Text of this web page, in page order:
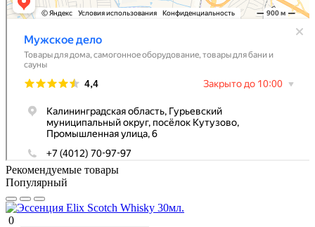
Рекомендуемые товары
Популярный
0